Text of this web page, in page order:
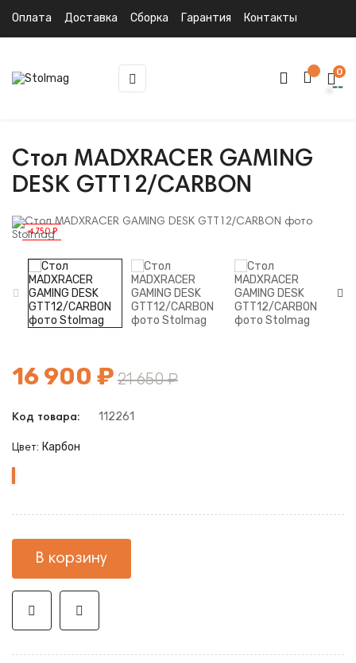
Оплата Доставка Сборка Гарантия Контакты
Toggle
navigation
☰ 0
Стол MADXRACER GAMING
DESK GTT12/CARBON
-4 750 ₽
16 900 ₽ 21 650 ₽
Код товара: 112261
Цвет: Карбон
В корзину